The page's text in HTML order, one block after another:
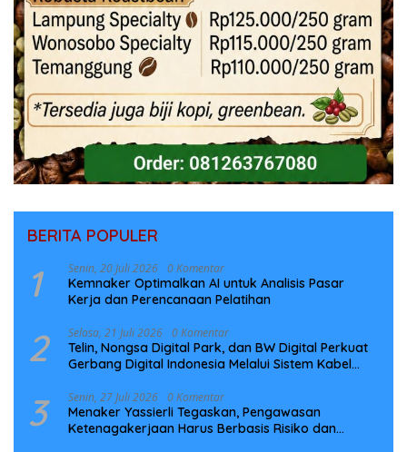
BERITA POPULER
1 Senin, 20 Juli 2026 0 Komentar
Kemnaker Optimalkan AI untuk Analisis Pasar
Kerja dan Perencanaan Pelatihan
2 Selasa, 21 Juli 2026 0 Komentar
Telin, Nongsa Digital Park, dan BW Digital Perkuat
Gerbang Digital Indonesia Melalui Sistem Kabel
3 Senin, 27 Juli 2026 0 Komentar
Menaker Yassierli Tegaskan, Pengawasan
Ketenagakerjaan Harus Berbasis Risiko dan